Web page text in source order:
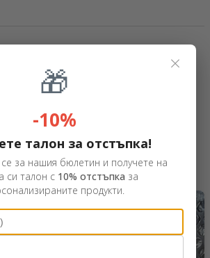
/ 5)
07 Май 2026
calitativa si de efect.Multumesc !
×
🎁
-10%
талон за отстъпка!
за нашия бюлетин и получете на
си талон с 10% отстъпка за
продукти.